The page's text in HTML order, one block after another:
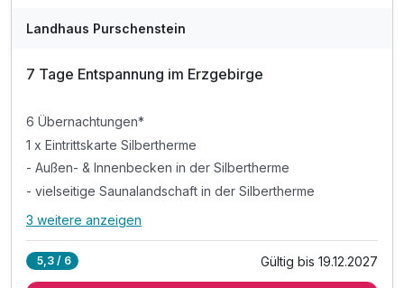
Landhaus Purschenstein
7 Tage Entspannung im Erzgebirge
6 Übernachtungen*
1 x Eintrittskarte Silbertherme
- Außen- & Innenbecken in der Silbertherme
- vielseitige Saunalandschaft in der Silbertherme
Alle Inklusivleistungen
3 weitere anzeigen
5,3 / 6 Gültig bis 19.12.2027